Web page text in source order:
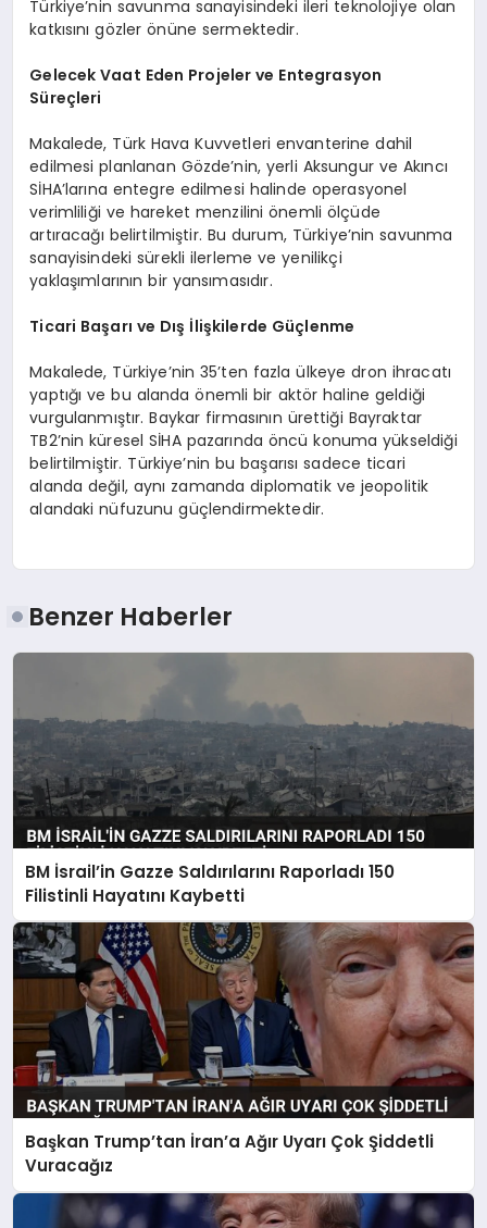
Türkiye’nin savunma sanayisindeki ileri teknolojiye olan
katkısını gözler önüne sermektedir.
Gelecek Vaat Eden Projeler ve Entegrasyon
Süreçleri
Makalede, Türk Hava Kuvvetleri envanterine dahil
edilmesi planlanan Gözde’nin, yerli Aksungur ve Akıncı
SİHA’larına entegre edilmesi halinde operasyonel
verimliliği ve hareket menzilini önemli ölçüde
artıracağı belirtilmiştir. Bu durum, Türkiye’nin savunma
sanayisindeki sürekli ilerleme ve yenilikçi
yaklaşımlarının bir yansımasıdır.
Ticari Başarı ve Dış İlişkilerde Güçlenme
Makalede, Türkiye’nin 35’ten fazla ülkeye dron ihracatı
yaptığı ve bu alanda önemli bir aktör haline geldiği
vurgulanmıştır. Baykar firmasının ürettiği Bayraktar
TB2’nin küresel SİHA pazarında öncü konuma yükseldiği
belirtilmiştir. Türkiye’nin bu başarısı sadece ticari
alanda değil, aynı zamanda diplomatik ve jeopolitik
alandaki nüfuzunu güçlendirmektedir.
Benzer Haberler
BM İsrail’in Gazze Saldırılarını Raporladı 150
Filistinli Hayatını Kaybetti
Başkan Trump’tan İran’a Ağır Uyarı Çok Şiddetli
Vuracağız